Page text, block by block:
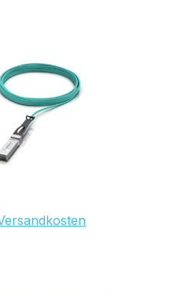
2-3 Tage